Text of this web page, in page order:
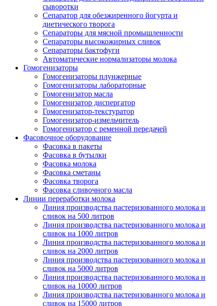
сыворотки
Сепаратор для обезжиренного йогурта и
диетического творога
Сепараторы для мясной промышленности
Сепараторы высокожирных сливок
Сепараторы бактофуги
Автоматические нормализаторы молока
Гомогенизаторы
Гомогенизаторы плунжерные
Гомогенизаторы лабораторные
Гомогенизатор масла
Гомогенизатор диспергатор
Гомогенизатор-текстуратор
Гомогенизатор-измельчитель
Гомогенизатор с ременной передачей
Фасовочное оборудование
Фасовка в пакеты
Фасовка в бутылки
Фасовка молока
Фасовка сметаны
Фасовка творога
Фасовка сливочного масла
Линии переработки молока
Линия производства пастеризованного молока и
сливок на 500 литров
Линия производства пастеризованного молока и
сливок на 1000 литров
Линия производства пастеризованного молока и
сливок на 2000 литров
Линия производства пастеризованного молока и
сливок на 5000 литров
Линия производства пастеризованного молока и
сливок на 10000 литров
Линия производства пастеризованного молока и
сливок на 15000 литров